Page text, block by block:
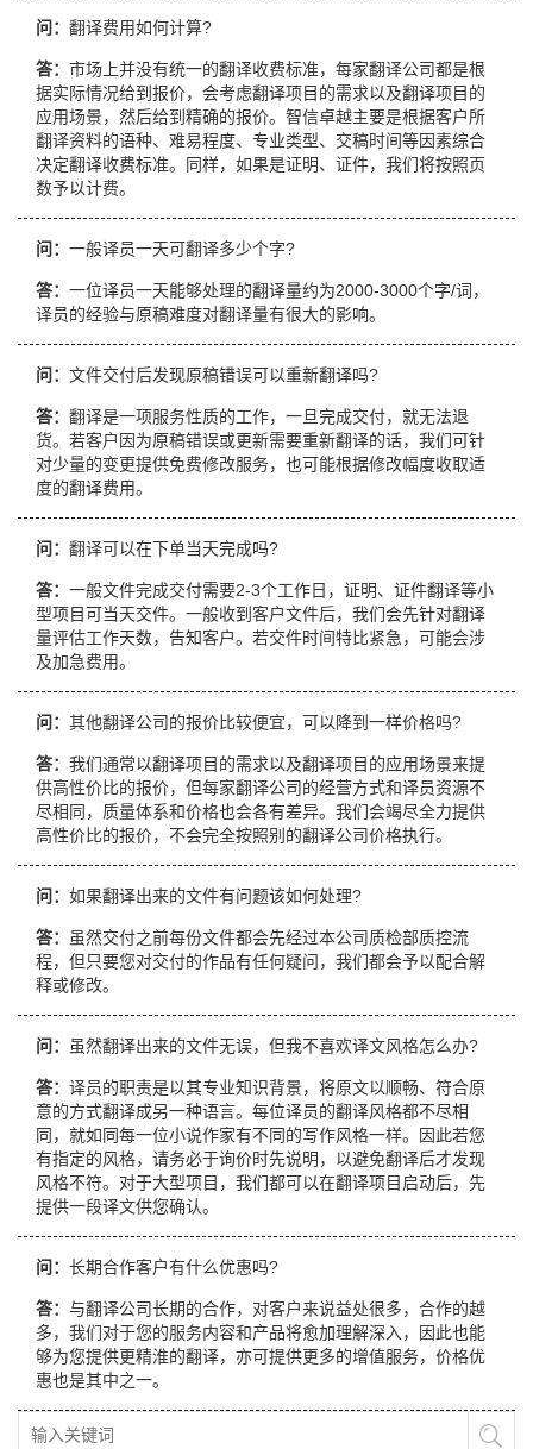
问： 翻译费用如何计算?
答： 市场上并没有统一的翻译收费标准，每家翻译公司都是根
据实际情况给到报价，会考虑翻译项目的需求以及翻译项目的
应用场景，然后给到精确的报价。智信卓越主要是根据客户所
翻译资料的语种、难易程度、专业类型、交稿时间等因素综合
决定翻译收费标准。同样，如果是证明、证件，我们将按照页
数予以计费。
问： 一般译员一天可翻译多少个字?
答： 一位译员一天能够处理的翻译量约为2000-3000个字/词，
译员的经验与原稿难度对翻译量有很大的影响。
问： 文件交付后发现原稿错误可以重新翻译吗?
答： 翻译是一项服务性质的工作，一旦完成交付，就无法退
货。若客户因为原稿错误或更新需要重新翻译的话，我们可针
对少量的变更提供免费修改服务，也可能根据修改幅度收取适
度的翻译费用。
问： 翻译可以在下单当天完成吗?
答： 一般文件完成交付需要2-3个工作日，证明、证件翻译等小
型项目可当天交件。一般收到客户文件后，我们会先针对翻译
量评估工作天数，告知客户。若交件时间特比紧急，可能会涉
及加急费用。
问： 其他翻译公司的报价比较便宜，可以降到一样价格吗?
答： 我们通常以翻译项目的需求以及翻译项目的应用场景来提
供高性价比的报价，但每家翻译公司的经营方式和译员资源不
尽相同，质量体系和价格也会各有差异。我们会竭尽全力提供
高性价比的报价，不会完全按照别的翻译公司价格执行。
问： 如果翻译出来的文件有问题该如何处理?
答：
虽然交付之前每份文件都会先经过本公司质检部质控流
程，但只要您对交付的作品有任何疑问，我们都会予以配合解
释或修改。
问： 虽然翻译出来的文件无误，但我不喜欢译文风格怎么办?
答： 译员的职责是以其专业知识背景，将原文以顺畅、符合原
意的方式翻译成另一种语言。每位译员的翻译风格都不尽相
同，就如同每一位小说作家有不同的写作风格一样。因此若您
有指定的风格，请务必于询价时先说明，以避免翻译后才发现
风格不符。对于大型项目，我们都可以在翻译项目启动后，先
提供一段译文供您确认。
问： 长期合作客户有什么优惠吗?
答： 与翻译公司长期的合作，对客户来说益处很多，合作的越
多，我们对于您的服务内容和产品将愈加理解深入，因此也能
够为您提供更精淮的翻译，亦可提供更多的增值服务，价格优
惠也是其中之一。